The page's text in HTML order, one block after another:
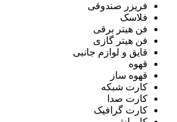
فریزر صندوقی
فلاسک
فن هیتر برقی
فن هیتر گازی
قایق و لوازم جانبی
قهوه
قهوه ساز
کارت شبکه
کارت صدا
کارت گرافیک